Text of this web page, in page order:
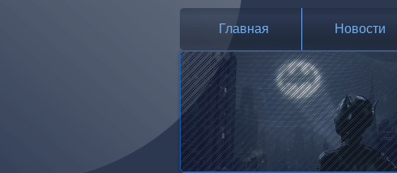
Главная Новости